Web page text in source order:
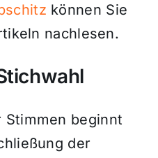
können Sie
nachlesen.
Stimmen beginnt
der